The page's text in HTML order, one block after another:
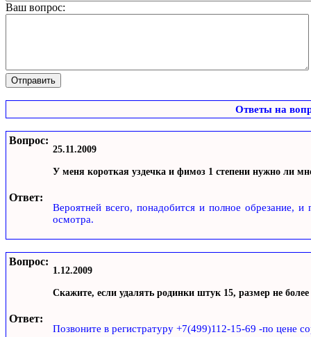
Ваш вопрос:
Ответы на
Вопрос:
25.11.2009
У меня короткая уздечка и фимоз 1 степени нужно ли
Ответ:
Вероятней всего, понадобится и полное обрезание,
осмотра.
Вопрос:
1.12.2009
Скажите, если удалять родинки штук 15, размер не более
Ответ:
Позвоните в регистратуру +7(499)112-15-69 -по цене